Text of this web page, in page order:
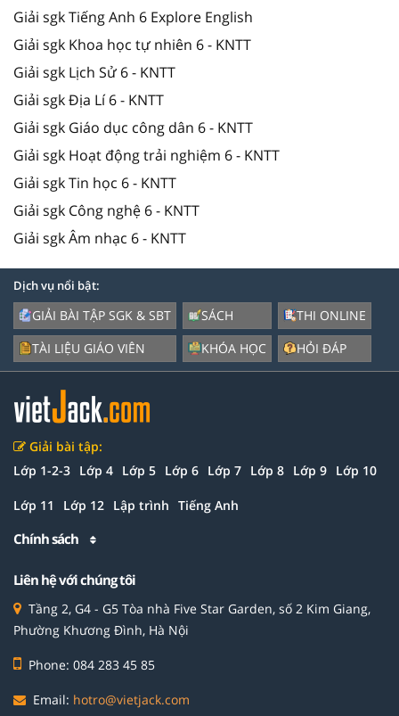
Giải sgk Tiếng Anh 6 Explore English
Giải sgk Khoa học tự nhiên 6 - KNTT
Giải sgk Lịch Sử 6 - KNTT
Giải sgk Địa Lí 6 - KNTT
Giải sgk Giáo dục công dân 6 - KNTT
Giải sgk Hoạt động trải nghiệm 6 - KNTT
Giải sgk Tin học 6 - KNTT
Giải sgk Công nghệ 6 - KNTT
Giải sgk Âm nhạc 6 - KNTT
Dịch vụ nổi bật:
GIẢI BÀI TẬP SGK & SBT
TÀI LIỆU GIÁO VIÊN
SÁCH
KHÓA HỌC
THI ONLINE
HỎI ĐÁP
Giải bài tập:
Lớp 1-2-3 Lớp 4 Lớp 5 Lớp 6 Lớp 7 Lớp 8 Lớp 9 Lớp 10
Lớp 11 Lớp 12 Lập trình Tiếng Anh
Chính sách
Liên hệ với chúng tôi
Tầng 2, G4 - G5 Tòa nhà Five Star Garden, số 2 Kim Giang,
Phường Khương Đình, Hà Nội
Phone: 084 283 45 85
Email: hotro@vietjack.com